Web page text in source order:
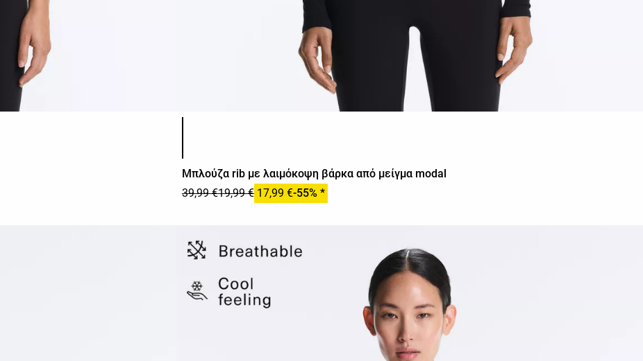
Μπλούζα rib με λαιμόκοψη βάρκα από μείγμα modal
39,99 €19,99 € 17,99 €-55% *